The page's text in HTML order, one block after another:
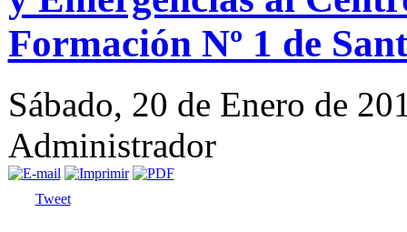
Formación Nº 1 de
Sábado, 20 de Enero de
Administrador
Tweet